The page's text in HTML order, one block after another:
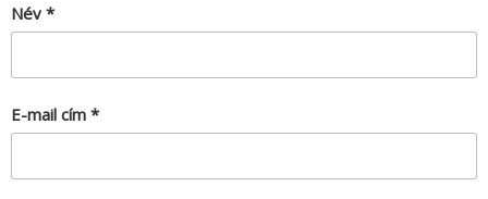
Név *
E-mail cím *